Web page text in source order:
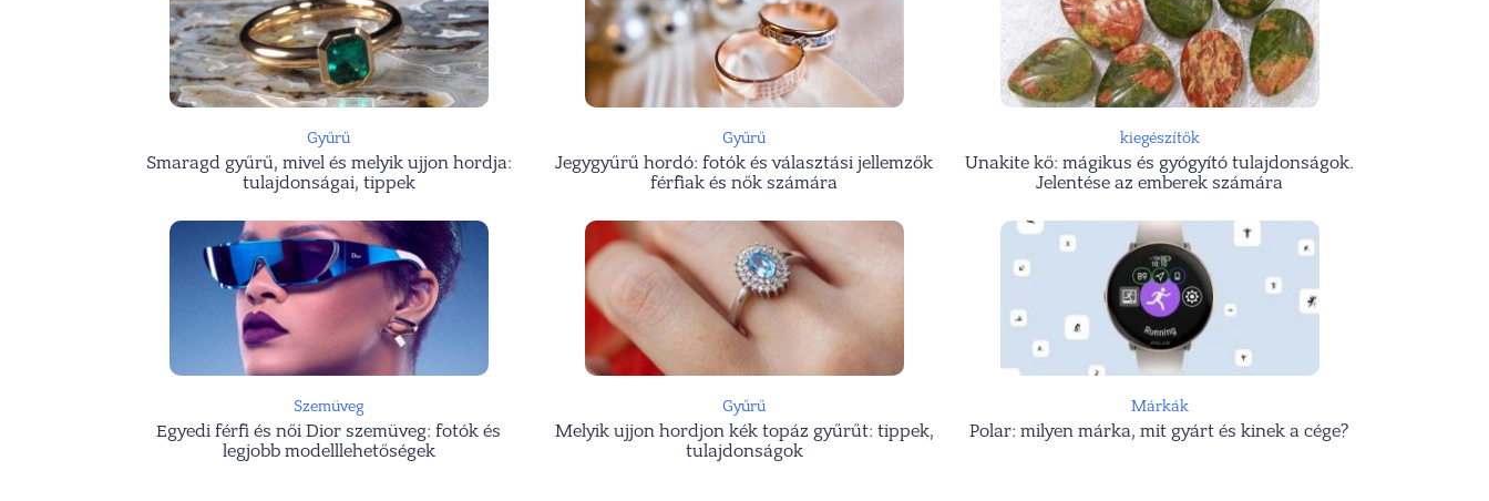
Gyűrű
Smaragd gyűrű, mivel és melyik ujjon hordja:
tulajdonságai, tippek
Gyűrű
Jegygyűrű hordó: fotók és választási jellemzők
férfiak és nők számára
kiegészítők
Unakite kő: mágikus és gyógyító tulajdonságok.
Jelentése az emberek számára
Szemüveg
Egyedi férfi és női Dior szemüveg: fotók és
legjobb modelllehetőségek
Gyűrű
Melyik ujjon hordjon kék topáz gyűrűt: tippek,
tulajdonságok
Márkák
Polar: milyen márka, mit gyárt és kinek a cége?